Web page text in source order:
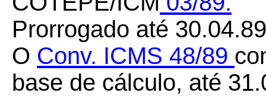
Prorrogado até
O Conv. ICMS 48/89
base de cálculo, até